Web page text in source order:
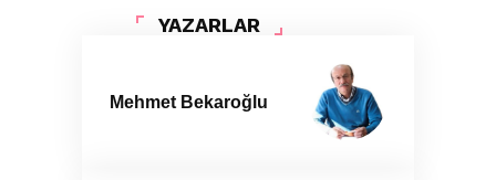
YAZARLAR
Mehmet Bekaroğlu